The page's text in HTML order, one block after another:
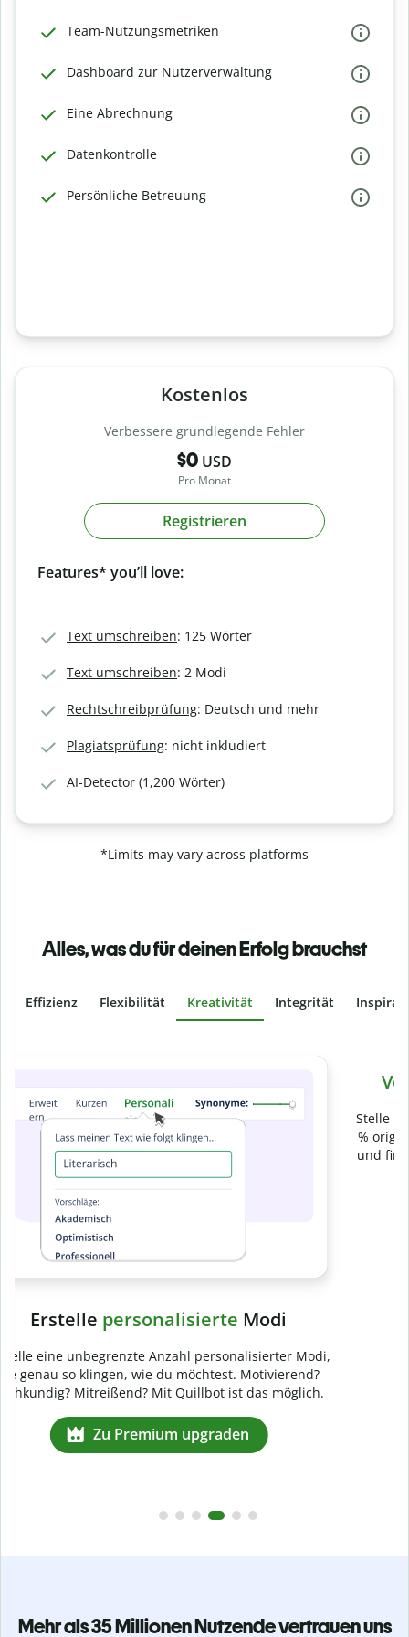
Team-Nutzungsmetriken
Dashboard zur Nutzerverwaltung
Eine Abrechnung
Datenkontrolle
Persönliche Betreuung
Kostenlos
Verbessere grundlegende Fehler
$0 USD
Pro Monat
Registrieren
Features* you’ll love:
Text umschreiben: 125 Wörter
Text umschreiben: 2 Modi
Rechtschreibprüfung: Deutsch und mehr
Plagiatsprüfung: nicht inkludiert
AI-Detector (1,200 Wörter)
*Limits may vary across platforms
Alles, was du für deinen Erfolg brauchst
Effizienz Flexibilität Kreativität Integrität
Stelle mit der Plagiatsprüfung sicher, dass dein Text zu 100
% original ist. Analysiere deine Arbeit in Sekundenschnelle
und finde fehlende Quellenangaben in über 100 Sprachen.
Mehr als 35 Millionen Nutzende vertrauen uns